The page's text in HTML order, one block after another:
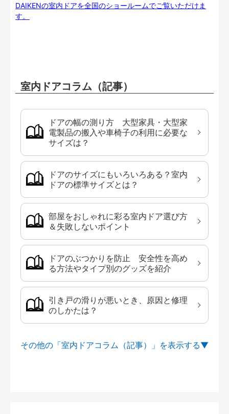
DAIKENの室内ドアを全国のショールームでご覧いただけま
す。
室内ドアコラム（記事）
ドアの幅の測り方 大型家具・大型家
電製品の搬入や車椅子の利用に必要な
サイズは？
ドアのサイズにもいろいろある？室内
ドアの標準サイズとは？
部屋をおしゃれに彩る室内ドア選び方
＆失敗しないポイント
ドアのぶつかりを防止 安全性を高め
る方法やタイプ別のグッズを紹介
引き戸の滑りが悪いとき、原因と修理
のしかたは？
その他の「室内ドアコラム（記事）」を